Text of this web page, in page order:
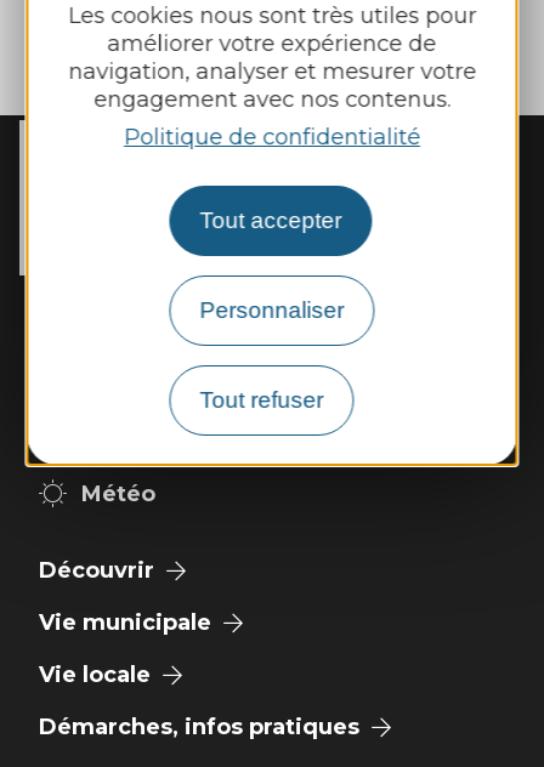
Les cookies nous sont très utiles pour
améliorer votre expérience de
navigation, analyser et mesurer votre
engagement avec nos contenus.
Politique de confidentialité
Tout accepter
Personnaliser
Tout refuser
Leaflet| Map data © OpenStreetMap contributors
2 place de l’Eglise
12400 Rebourguil
Tél. :05 65 99 83 11
Horaires d'ouverture :
Mardi et jeudi de 14h00 à 17h00
Vendredi de 9h00 à 12h00
Nous contacter
Météo
Découvrir
Vie municipale
Vie locale
Démarches, infos pratiques